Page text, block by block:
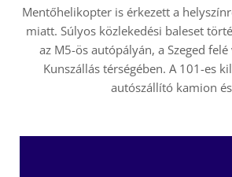
Mentőhelikopter is érkezett a
miatt. Súlyos közlekedési baleset
az M5-ös autópályán, a Szeged
Kunszállás térségében. A 101-es
autószállító kamion